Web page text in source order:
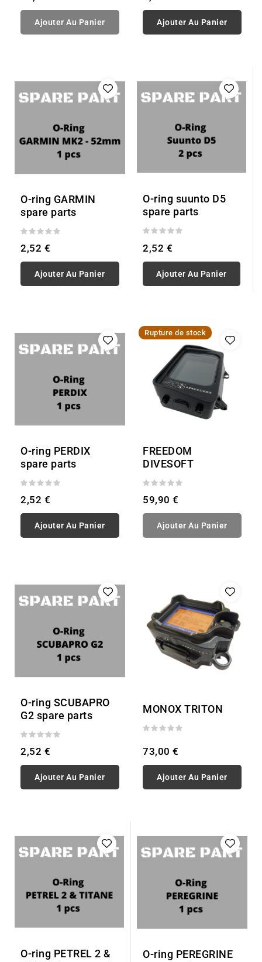
Ajouter Au Panier Ajouter Au Panier
O-ring GARMIN
spare parts
2,52 €
Ajouter Au Panier
O-ring suunto D5
spare parts
2,52 €
Ajouter Au Panier
O-ring PERDIX
spare parts
2,52 €
Ajouter Au Panier
Rupture de stock
FREEDOM
DIVESOFT
59,90 €
Ajouter Au Panier
O-ring SCUBAPRO
G2 spare parts
2,52 €
Ajouter Au Panier
MONOX TRITON
73,00 €
Ajouter Au Panier
O-ring PETREL 2 &
O-ring PEREGRINE